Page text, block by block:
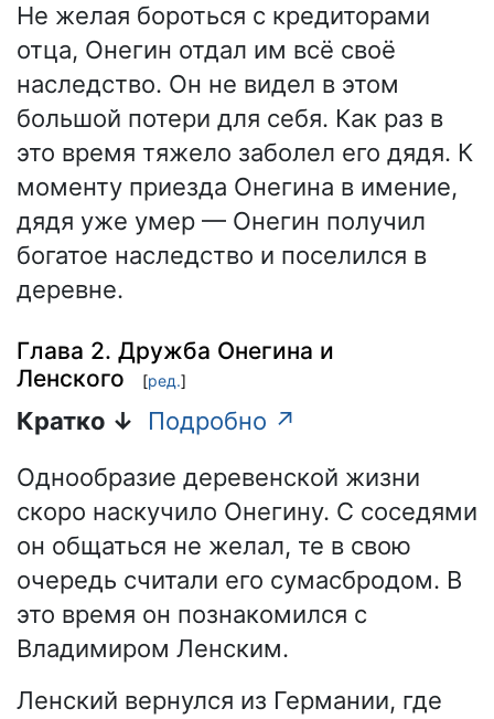
Не желая бороться с кредиторами
отца, Онегин отдал им всё своё
наследство. Он не видел в этом
большой потери для себя. Как раз в
это время тяжело заболел его дядя. К
моменту приезда Онегина в имение,
дядя уже умер — Онегин получил
богатое наследство и поселился в
деревне.
Глава 2. Дружба Онегина и
Ленского
[ред.]
Кратко ↓
Подробно ↗
Однообразие деревенской жизни
скоро наскучило Онегину. С соседями
он общаться не желал, те в свою
очередь считали его сумасбродом. В
это время он познакомился с
Владимиром Ленским.
Ленский вернулся из Германии, где